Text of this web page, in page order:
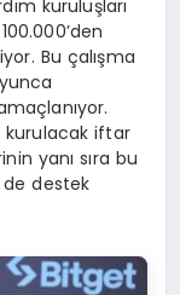
kuruluşları
Bu çalışma
kurulacak iftar
yanı sıra bu
destek